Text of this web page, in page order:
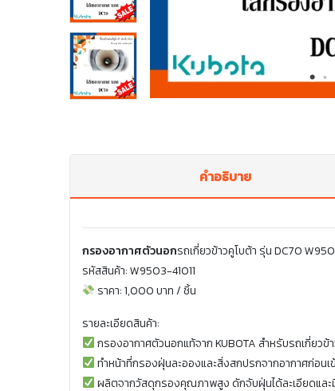
คำอธิบาย
กรองอากาศตัวนอกรถเกี่ยวข้าวคูโบต้า รุ่น DC70
รหัสสินค้า: W9503-41011
ราคา: 1,000 บาท / ชิ้น
รายละเอียดสินค้า:
กรองอากาศตัวนอกแท้จาก KUBOTA สำหรับรถเกี่ยวข้
ทำหน้าที่กรองฝุ่นละอองและสิ่งสกปรกจากอากาศก่อนเ
ผลิตจากวัสดุกรองคุณภาพสูง ดักจับฝุ่นได้ละเอียดแล